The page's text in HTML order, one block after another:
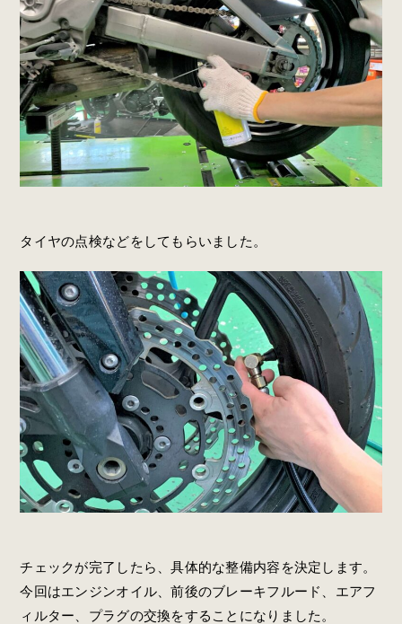
タイヤの点検などをしてもらいました。
チェックが完了したら、具体的な整備内容を決定します。
今回はエンジンオイル、前後のブレーキフルード、エアフ
ィルター、プラグの交換をすることになりました。